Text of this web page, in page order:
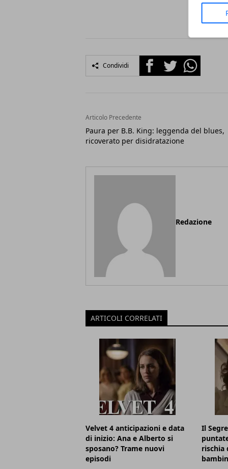
Condividi FacebookTwitterWhatsapp
Articolo Precedente
Paura per B.B. King: leggenda del blues,
ricoverato per disidratazione
Redazione
ARTICOLI CORRELATI
Velvet 4 anticipazioni e data
di inizio: Ana e Alberto si
sposano? Trame nuovi
episodi
Il
rischia